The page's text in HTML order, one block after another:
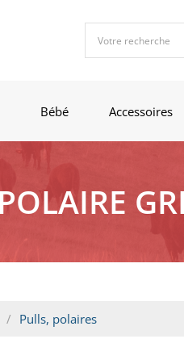
Bébé Accessoires
Pulls, polaires